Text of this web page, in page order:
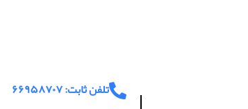
تلفن ثابت: ۶۶۹۵۸۷۰۷